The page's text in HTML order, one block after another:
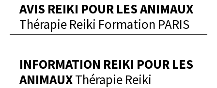
AVIS REIKI POUR LES ANIMAUX
Thérapie Reiki Formation PARIS
INFORMATION REIKI POUR LES
ANIMAUXThérapie Reiki